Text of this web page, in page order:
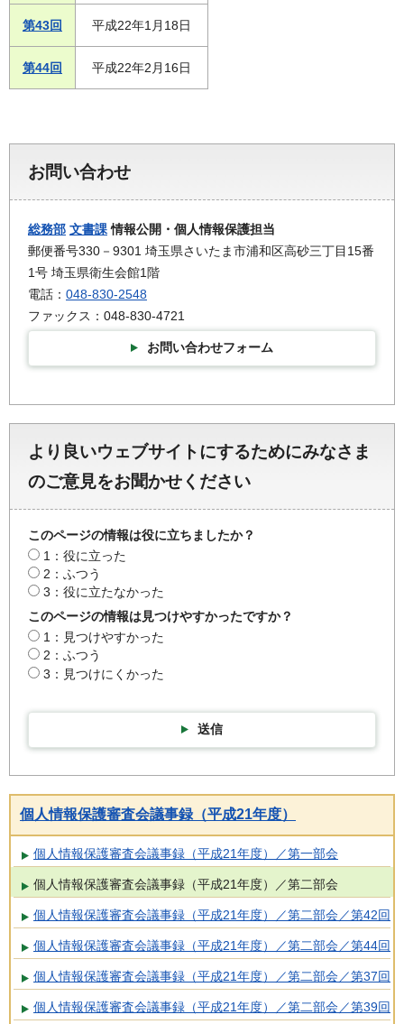
第43回 平成22年1月18日
第44回 平成22年2月16日
お問い合わせ
総務部 文書課情報公開・個人情報保護担当
郵便番号330－9301 埼玉県さいたま市浦和区高砂三丁目15番
1号 埼玉県衛生会館1階
電話： 048-830-2548
ファックス：048-830-4721
お問い合わせフォーム
より良いウェブサイトにするためにみなさま
のご意見をお聞かせください
このページの情報は役に立ちましたか？
1：役に立った
2：ふつう
3：役に立たなかった
このページの情報は見つけやすかったですか？
1：見つけやすかった
2：ふつう
3：見つけにくかった
送信
個人情報保護審査会議事録（平成21年度）
個人情報保護審査会議事録（平成21年度）／第一部会
個人情報保護審査会議事録（平成21年度）／第二部会
個人情報保護審査会議事録（平成21年度）／第二部会／第42回
個人情報保護審査会議事録（平成21年度）／第二部会／第44回
個人情報保護審査会議事録（平成21年度）／第二部会／第37回
個人情報保護審査会議事録（平成21年度）／第二部会／第39回